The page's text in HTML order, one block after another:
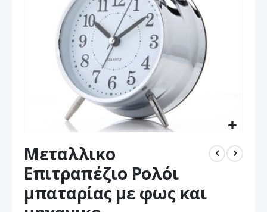
στην
αρχή
της
εικόνων
Μεταλλικο
Επιτραπέζιο Ρολόι
μπαταρίας με φως και